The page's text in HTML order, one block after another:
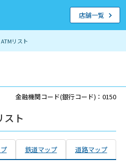
リスト
店舗一覧
金融機関コード(銀行コード)：0150
スト
鉄道マップ 道路マップ